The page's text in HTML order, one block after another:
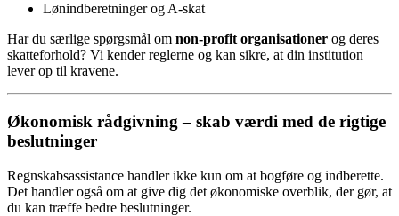
Lønindberetninger og A-skat
Har du særlige spørgsmål om non-profit organisationer og deres
skatteforhold? Vi kender reglerne og kan sikre, at din institution
lever op til kravene.
Økonomisk rådgivning – skab værdi med de rigtige
beslutninger
Regnskabsassistance handler ikke kun om at bogføre og indberette.
Det handler også om at give dig det økonomiske overblik, der gør, at
du kan træffe bedre beslutninger.